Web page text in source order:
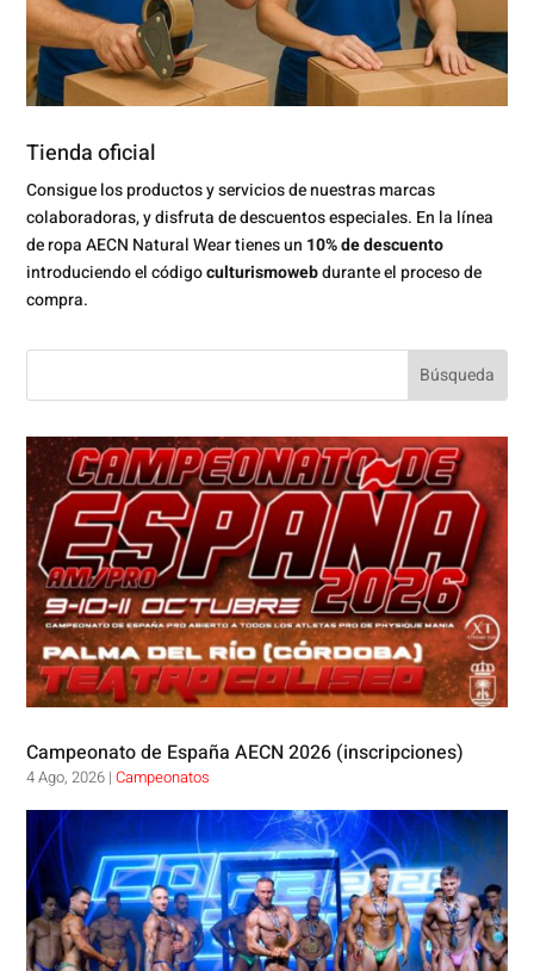
Tienda oficial
Consigue los productos y servicios de nuestras marcas
colaboradoras, y disfruta de descuentos especiales. En la línea
de ropa AECN Natural Wear tienes un 10% de descuento
introduciendo el códigoculturismowebdurante el proceso de
compra.
Campeonato de España AECN 2026 (inscripciones)
4 Ago, 2026 |Campeonatos